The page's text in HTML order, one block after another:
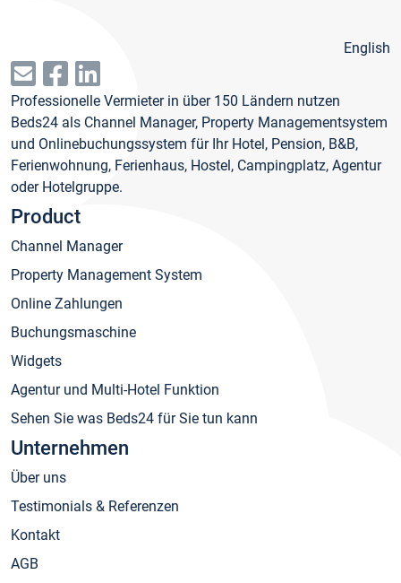
English
Professionelle Vermieter in über 150 Ländern nutzen
Beds24 als Channel Manager, Property Managementsystem
und Onlinebuchungssystem für Ihr Hotel, Pension, B&B,
Ferienwohnung, Ferienhaus, Hostel, Campingplatz, Agentur
oder Hotelgruppe.
Product
Channel Manager
Property Management System
Online Zahlungen
Buchungsmaschine
Widgets
Agentur und Multi-Hotel Funktion
Sehen Sie was Beds24 für Sie tun kann
Unternehmen
Über uns
Testimonials & Referenzen
Kontakt
AGB